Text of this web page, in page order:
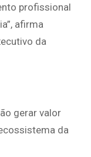
profissional
afirma
da
gerar valor
da